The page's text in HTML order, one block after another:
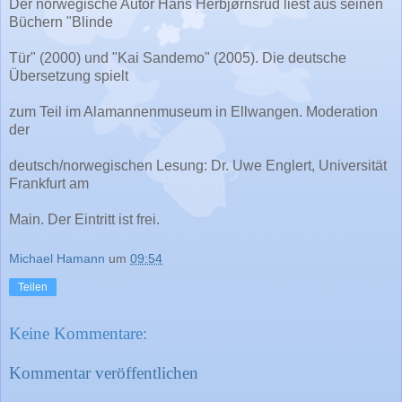
Der norwegische Autor Hans Herbjørnsrud liest aus seinen
Büchern "Blinde
Tür" (2000) und "Kai Sandemo" (2005). Die deutsche
Übersetzung spielt
zum Teil im Alamannenmuseum in Ellwangen. Moderation
der
deutsch/norwegischen Lesung: Dr. Uwe Englert, Universität
Frankfurt am
Main. Der Eintritt ist frei.
Michael Hamann um 09:54
Teilen
Keine Kommentare:
Kommentar veröffentlichen